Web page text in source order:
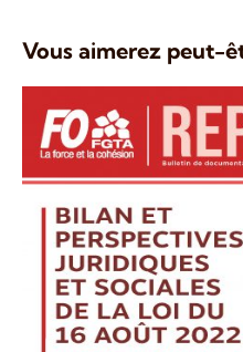
Vous aimerez peut-